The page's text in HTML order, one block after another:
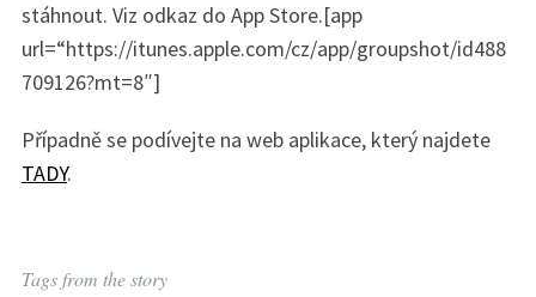
stáhnout. Viz odkaz do App Store.[app
url=“https://itunes.apple.com/cz/app/groupshot/id488
709126?mt=8″]
Případně se podívejte na web aplikace, který najdete
TADY.
Tags from the story